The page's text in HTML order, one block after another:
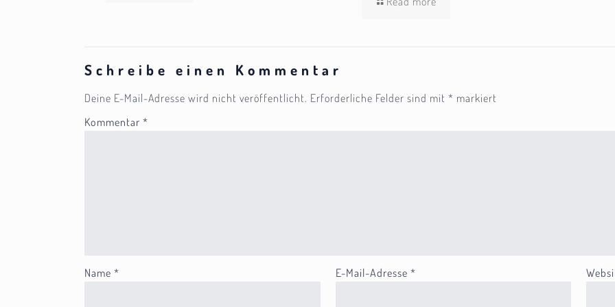
Schreibe einen Kommentar
Deine E-Mail-Adresse wird nicht veröffentlicht. Erforderliche Felder sind mit * markiert
Kommentar *
Name * E-Mail-Adresse *